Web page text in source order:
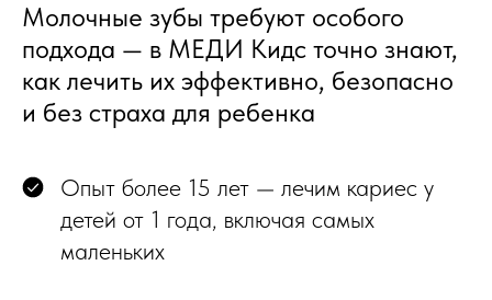
Молочные зубы требуют особого
подхода — в МЕДИ Кидс точно знают,
как лечить их эффективно, безопасно
и без страха для ребенка
Опыт более 15 лет — лечим кариес у
детей от 1 года, включая самых
маленьких